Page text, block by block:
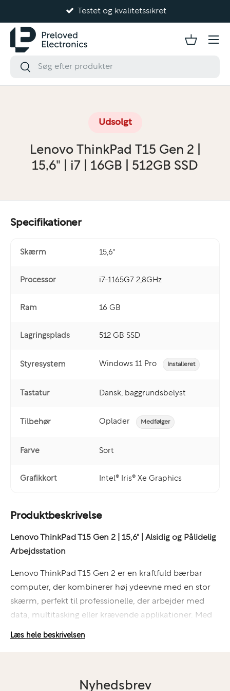
Testet og kvalitetssikret
Udsolgt
Lenovo ThinkPad T15 Gen 2 |
15,6" | i7 | 16GB | 512GB SSD
Produktbeskrivelse
Lenovo ThinkPad T15 Gen 2 | 15,6" | Alsidig og Pålidelig
Arbejdsstation
Lenovo ThinkPad T15 Gen 2 er en kraftfuld bærbar
computer, der kombinerer høj ydeevne med en stor
skærm, perfekt til professionelle, der arbejder med
data, multitasking eller krævende applikationer. Med
Specifikationer:
Læs hele beskrivelsen
Specifikationer
Skærm 15,6"
Processor i7-1165G7 2,8GHz
Ram 16 GB
Lagringsplads 512 GB SSD
Styresystem Windows 11 Pro Installeret
Tastatur Dansk, baggrundsbelyst
Tilbehør Oplader Medfølger
Farve Sort
Grafikkort Intel® Iris® Xe Graphics
Nyhedsbrev